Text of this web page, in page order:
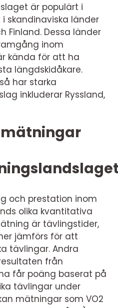
är populärt i
skandinaviska länder
Finland. Dessa länder
inom
kända för att ha
längdskidåkare.
har starka
inkluderar Ryssland,
och prestation inom
olika kvantitativa
är tävlingstider,
jämförs för att
tävlingar. Andra
från
får poäng baserat på
tävlingar under
mätningar som VO2